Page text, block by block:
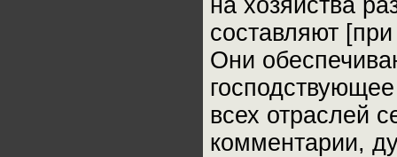
на хозяйства
составляют
Они
всех отраслей
комментарии,